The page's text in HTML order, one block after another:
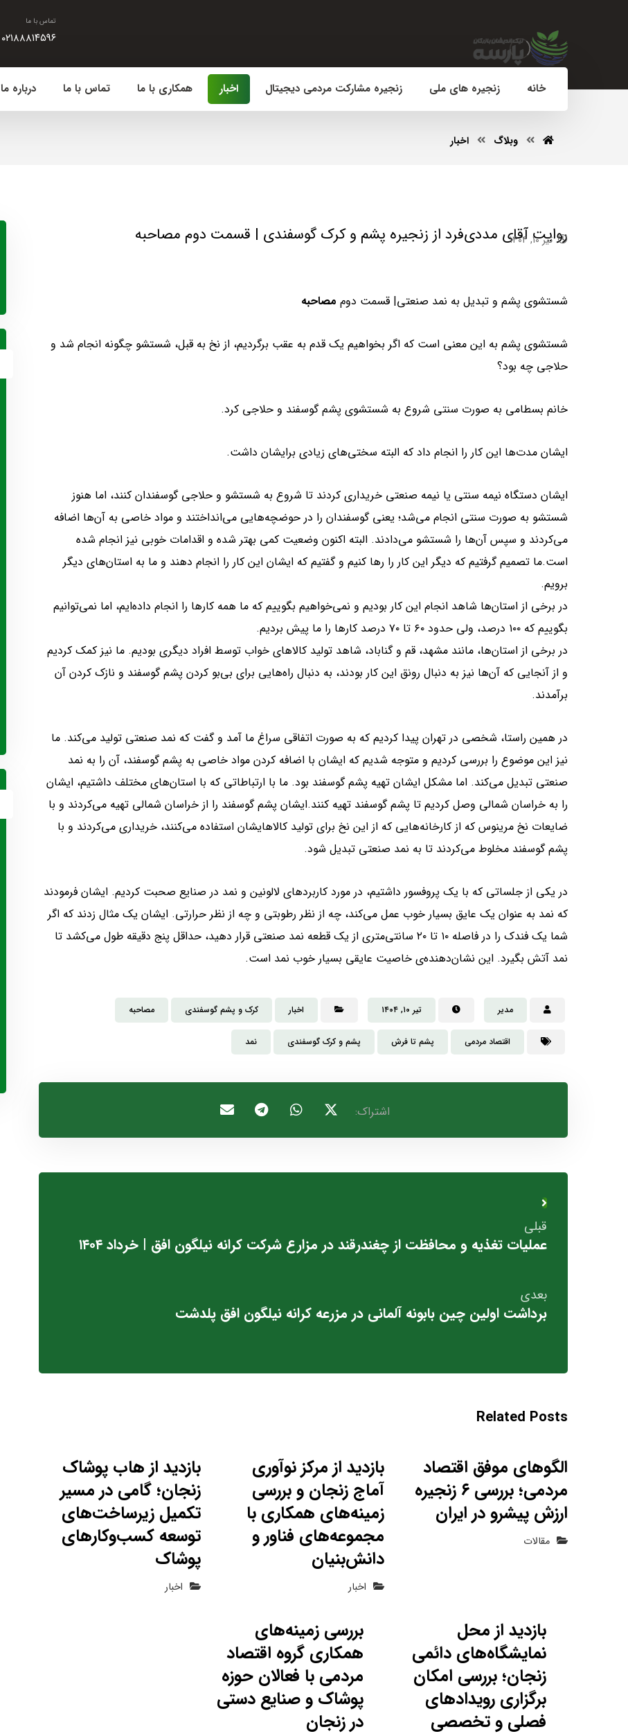
تماس با ما
۰۲۱۸۸۸۱۴۵۹۶
خانه زنجیره های ملی زنجیره مشارکت مردمی دیجیتال اخبار همکاری با ما تماس با ما درباره ما
وبلاگ اخبار
روایت آقای مددی‌فرد از زنجیره پشم و کرک گوسفندی | قسمت دوم مصاحبه
تیر ۱۰, ۱۴۰۴
شستشوی پشم و تبدیل به نمد صنعتی| قسمت دوم مصاحبه
شستشوی پشم به این معنی است که اگر بخواهیم یک قدم به عقب برگردیم، از نخ به قبل، شستشو چگونه انجام شد و
حلاجی چه بود؟
خانم بسطامی به صورت سنتی شروع به شستشوی پشم گوسفند و حلاجی کرد.
ایشان مدت‌ها این کار را انجام داد که البته سختی‌های زیادی برایشان داشت.
ایشان دستگاه نیمه سنتی یا نیمه صنعتی خریداری کردند تا شروع به شستشو و حلاجی گوسفندان کنند، اما هنوز
شستشو به صورت سنتی انجام می‌شد؛ یعنی گوسفندان را در حوضچه‌هایی می‌انداختند و مواد خاصی به آن‌ها اضافه
می‌کردند و سپس آن‌ها را شستشو می‌دادند. البته اکنون وضعیت کمی بهتر شده و اقدامات خوبی نیز انجام شده
است.ما تصمیم گرفتیم که دیگر این کار را رها کنیم و گفتیم که ایشان این کار را انجام دهند و ما به استان‌های دیگر
برویم.
در برخی از استان‌ها شاهد انجام این کار بودیم و نمی‌خواهیم بگوییم که ما همه کارها را انجام داده‌ایم، اما نمی‌توانیم
بگوییم که ۱۰۰ درصد، ولی حدود ۶۰ تا ۷۰ درصد کارها را ما پیش بردیم.
در برخی از استان‌ها، مانند مشهد، قم و گناباد، شاهد تولید کالاهای خواب توسط افراد دیگری بودیم. ما نیز کمک کردیم
و از آنجایی که آن‌ها نیز به دنبال رونق این کار بودند، به دنبال راه‌هایی برای بی‌بو کردن پشم گوسفند و نازک کردن آن
برآمدند.
در همین راستا، شخصی در تهران پیدا کردیم که به صورت اتفاقی سراغ ما آمد و گفت که نمد صنعتی تولید می‌کند. ما
نیز این موضوع را بررسی کردیم و متوجه شدیم که ایشان با اضافه کردن مواد خاصی به پشم گوسفند، آن را به نمد
صنعتی تبدیل می‌کند. اما مشکل ایشان تهیه پشم گوسفند بود. ما با ارتباطاتی که با استان‌های مختلف داشتیم، ایشان
را به خراسان شمالی وصل کردیم تا پشم گوسفند تهیه کنند.ایشان پشم گوسفند را از خراسان شمالی تهیه می‌کردند و با
ضایعات نخ مرینوس که از کارخانه‌هایی که از این نخ برای تولید کالاهایشان استفاده می‌کنند، خریداری می‌کردند و با
پشم گوسفند مخلوط می‌کردند تا به نمد صنعتی تبدیل شود.
در یکی از جلساتی که با یک پروفسور داشتیم، در مورد کاربردهای لالونین و نمد در صنایع صحبت کردیم. ایشان فرمودند
که نمد به عنوان یک عایق بسیار خوب عمل می‌کند، چه از نظر رطوبتی و چه از نظر حرارتی. ایشان یک مثال زدند که اگر
شما یک فندک را در فاصله ۱۰ تا ۲۰ سانتی‌متری از یک قطعه نمد صنعتی قرار دهید، حداقل پنج دقیقه طول می‌کشد تا
نمد آتش بگیرد. این نشان‌دهنده‌ی خاصیت عایقی بسیار خوب نمد است.
مدیر تیر ۱۰, ۱۴۰۴ اخبار کرک و پشم گوسفندی مصاحبه
اقتصاد مردمی پشم تا فرش پشم و کرک گوسفندی نمد
قبلی
عملیات تغذیه و محافظت از چغندرقند در مزارع شرکت کرانه نیلگون افق | خرداد ۱۴۰۴
بعدی
برداشت اولین چین بابونه آلمانی در مزرعه کرانه نیلگون افق پلدشت
Related Posts
الگوهای موفق اقتصاد
مردمی؛ بررسی ۶ زنجیره
ارزش پیشرو در ایران
مقالات
بازدید از مرکز نوآوری
آماج زنجان و بررسی
زمینه‌های همکاری با
مجموعه‌های فناور و
دانش‌بنیان
اخبار
بازدید از هاب پوشاک
زنجان؛ گامی در مسیر
تکمیل زیرساخت‌های
توسعه کسب‌وکارهای
پوشاک
اخبار
بازدید از محل
نمایشگاه‌های دائمی
زنجان؛ بررسی امکان
برگزاری رویدادهای
فصلی و تخصصی
بررسی زمینه‌های
همکاری گروه اقتصاد
مردمی با فعالان حوزه
پوشاک و صنایع دستی
در زنجان